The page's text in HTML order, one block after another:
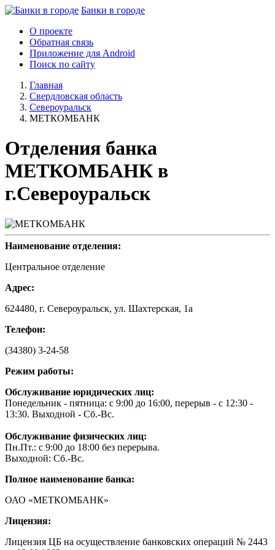
Банки в городе
О проекте
Обратная связь
Приложение для Android
Поиск по сайту
Главная
Свердловская область
Североуральск
МЕТКОМБАНК
Отделения банка
МЕТКОМБАНК в
г.Североуральск
Наименование отделения:
Центральное отделение
Адрес:
624480, г. Североуральск, ул. Шахтерская, 1а
Телефон:
(34380) 3-24-58
Режим работы:
Обслуживание юридических лиц:
Понедельник - пятница: с 9:00 до 16:00, перерыв - с 12:30 -
13:30. Выходной - Сб.-Вс.
Обслуживание физических лиц:
Пн.Пт.: с 9:00 до 18:00 без перерыва.
Выходной: Сб.-Вс.
Полное наименование банка:
ОАО «МЕТКОМБАНК»
Лицензия:
Лицензия ЦБ на осуществление банковских операций № 2443